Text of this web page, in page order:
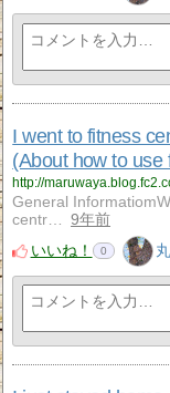
I went to fitness
(About how to use
http://
General
centr…
9年前
いいね！
0